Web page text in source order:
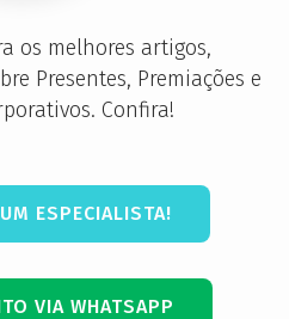
os melhores artigos,
Presentes, Premiações e
Confira!
ESPECIALISTA!
VIA WHATSAPP